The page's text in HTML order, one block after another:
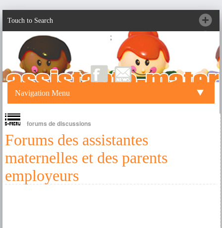
Touch to Search
;
Navigation Menu
forums de discussions
Forums des assistantes
maternelles et des parents
employeurs